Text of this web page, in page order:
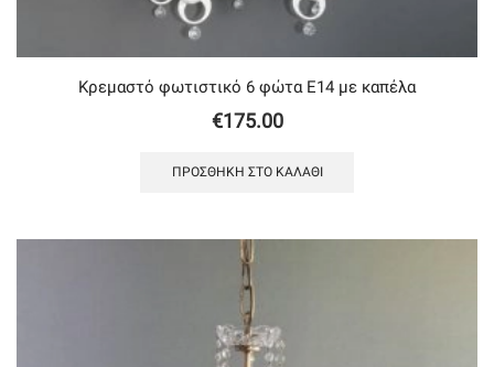
Κρεμαστό φωτιστικό 6 φώτα Ε14 με καπέλα
€175.00
ΠΡΟΣΘΉΚΗ ΣΤΟ ΚΑΛΆΘΙ